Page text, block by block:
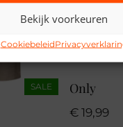
Bekijk voorkeuren
Cookiebeleid
SALE Only
€ 19,99